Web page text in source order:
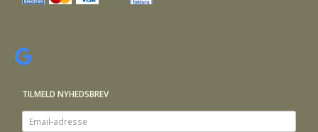
TILMELD NYHEDSBREV
Email-
adresse